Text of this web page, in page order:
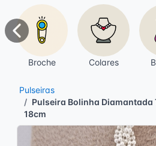
Broche Colares
Anterior
Pulseiras
Pulseira Bolinha Diamantada
18cm